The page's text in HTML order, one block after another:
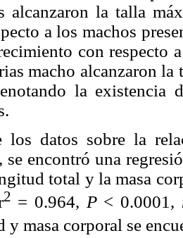
alcanzaron la talla
a los machos
con respecto
macho alcanzaron la
la existencia
los datos sobre la
se encontró una
total y la masa
2 = 0.964, P< 0.0001,
y masa corporal se